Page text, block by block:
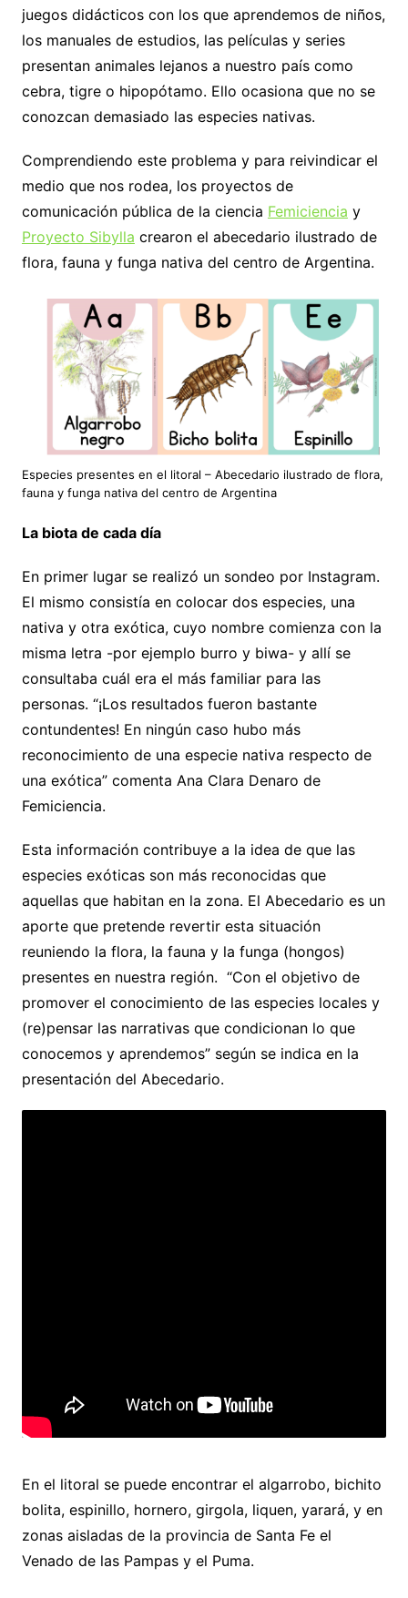
juegos didácticos con los que aprendemos de niños,
los manuales de estudios, las películas y series
presentan animales lejanos a nuestro país como
cebra, tigre o hipopótamo. Ello ocasiona que no se
conozcan demasiado las especies nativas.
Comprendiendo este problema y para reivindicar el
medio que nos rodea, los proyectos de
comunicación pública de la ciencia Femiciencia y
Proyecto Sibylla crearon el abecedario ilustrado de
flora, fauna y funga nativa del centro de Argentina.
Especies presentes en el litoral – Abecedario ilustrado de flora,
fauna y funga nativa del centro de Argentina
La biota de cada día
En primer lugar se realizó un sondeo por Instagram.
El mismo consistía en colocar dos especies, una
nativa y otra exótica, cuyo nombre comienza con la
misma letra -por ejemplo burro y biwa- y allí se
consultaba cuál era el más familiar para las
personas. “¡Los resultados fueron bastante
contundentes! En ningún caso hubo más
reconocimiento de una especie nativa respecto de
una exótica” comenta Ana Clara Denaro de
Femiciencia.
Esta información contribuye a la idea de que las
especies exóticas son más reconocidas que
aquellas que habitan en la zona. El Abecedario es un
aporte que pretende revertir esta situación
reuniendo la flora, la fauna y la funga (hongos)
presentes en nuestra región. “Con el objetivo de
promover el conocimiento de las especies locales y
(re)pensar las narrativas que condicionan lo que
conocemos y aprendemos” según se indica en la
presentación del Abecedario.
En el litoral se puede encontrar el algarrobo, bichito
bolita, espinillo, hornero, girgola, liquen, yarará, y en
zonas aisladas de la provincia de Santa Fe el
Venado de las Pampas y el Puma.